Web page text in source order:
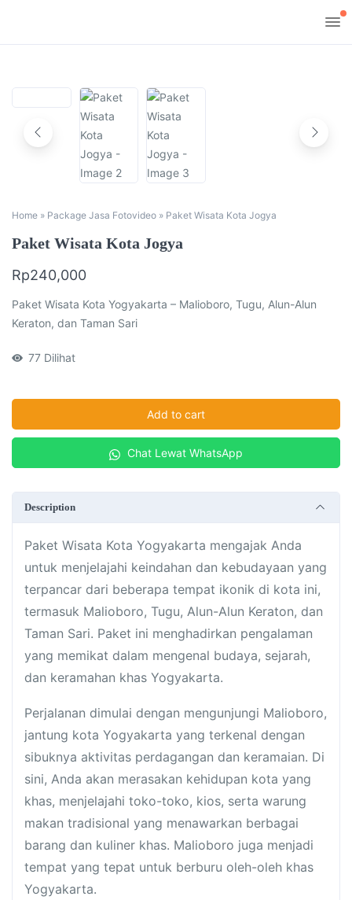
Home » Package Jasa Fotovideo » Paket Wisata Kota Jogya
Paket Wisata Kota Jogya
Rp240,000
Paket Wisata Kota Yogyakarta – Malioboro, Tugu, Alun-Alun
Keraton, dan Taman Sari
77 Dilihat
Add to cart
Chat Lewat WhatsApp
Description
Paket Wisata Kota Yogyakarta mengajak Anda
untuk menjelajahi keindahan dan kebudayaan yang
terpancar dari beberapa tempat ikonik di kota ini,
termasuk Malioboro, Tugu, Alun-Alun Keraton, dan
Taman Sari. Paket ini menghadirkan pengalaman
yang memikat dalam mengenal budaya, sejarah,
dan keramahan khas Yogyakarta.
Perjalanan dimulai dengan mengunjungi Malioboro,
jantung kota Yogyakarta yang terkenal dengan
sibuknya aktivitas perdagangan dan keramaian. Di
sini, Anda akan merasakan kehidupan kota yang
khas, menjelajahi toko-toko, kios, serta warung
makan tradisional yang menawarkan berbagai
barang dan kuliner khas. Malioboro juga menjadi
tempat yang tepat untuk berburu oleh-oleh khas
Yogyakarta.